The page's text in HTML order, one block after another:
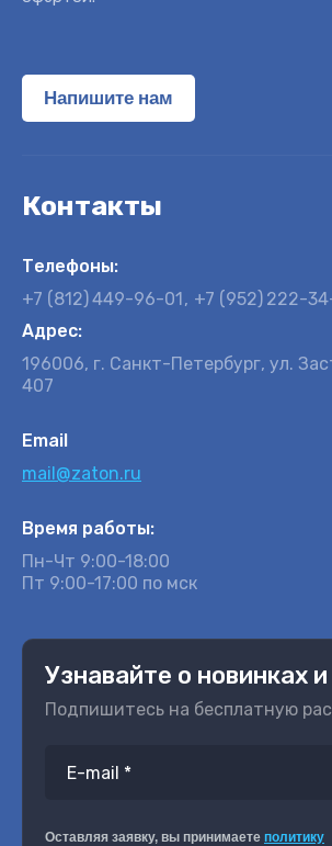
Напишите нам
Контакты
Телефоны:
+7 (812)449-96-01 +7 (952) 222-
Адрес:
196006, г. Санкт-Петербург, ул.
407
Email
mail@zaton.ru
Время работы:
Пн-Чт 9:00-18:00
Пт 9:00-17:00 по мск
Узнавайте о новинках
Подпишитесь на бесплатную
Оставляя заявку, вы принимаете политику